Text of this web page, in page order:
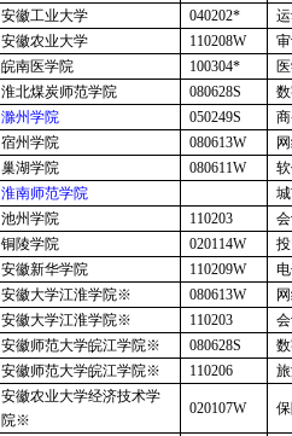
安徽工业大学 040202*
安徽农业大学 110208W
皖南医学院 100304*
淮北煤炭师范学院 080628S
滁州学院 050249S
宿州学院 080613W
巢湖学院 080611W
淮南师范学院
池州学院 110203
铜陵学院 020114W
安徽新华学院 110209W
安徽大学江淮学院※ 080613W
安徽大学江淮学院※ 110203
安徽师范大学皖江学院※ 080628S
安徽师范大学皖江学院※ 110206
安徽农业大学经济技术学
院※
020107W